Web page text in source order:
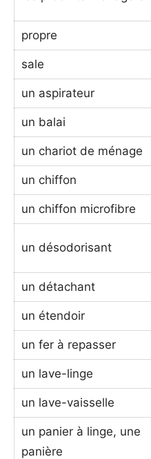
propre
sale
un aspirateur
un balai
un chariot de ménage
un chiffon
un chiffon microfibre
un désodorisant
un détachant
un étendoir
un fer à repasser
un lave-linge
un lave-vaisselle
un panier à linge, une
panière